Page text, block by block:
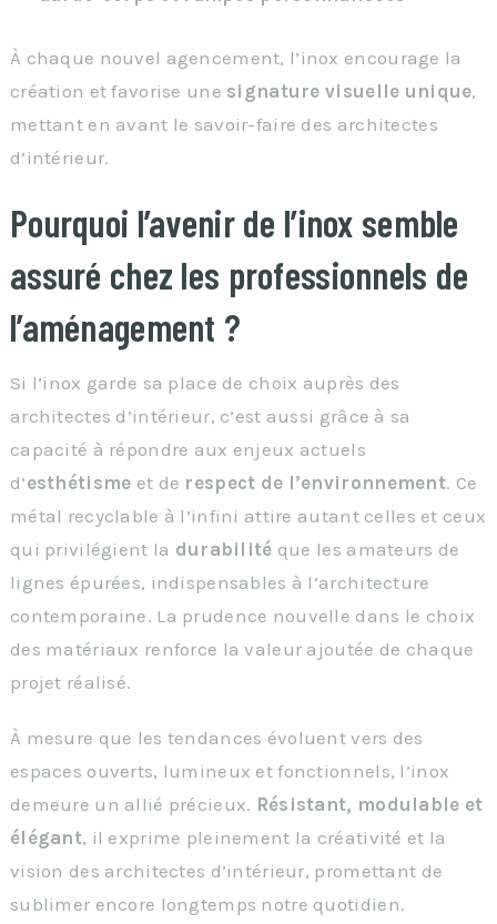
À chaque nouvel agencement, l’inox encourage la
création et favorise une signature visuelle unique,
mettant en avant le savoir-faire des architectes
d’intérieur.
Pourquoi l’avenir de l’inox semble
assuré chez les professionnels de
l’aménagement ?
Si l’inox garde sa place de choix auprès des
architectes d’intérieur, c’est aussi grâce à sa
capacité à répondre aux enjeux actuels
d’esthétisme et de respect de l’environnement. Ce
métal recyclable à l’infini attire autant celles et ceux
qui privilégient la durabilité que les amateurs de
lignes épurées, indispensables à l’architecture
contemporaine. La prudence nouvelle dans le choix
des matériaux renforce la valeur ajoutée de chaque
projet réalisé.
À mesure que les tendances évoluent vers des
espaces ouverts, lumineux et fonctionnels, l’inox
demeure un allié précieux. Résistant, modulable et
élégant, il exprime pleinement la créativité et la
vision des architectes d’intérieur, promettant de
sublimer encore longtemps notre quotidien.